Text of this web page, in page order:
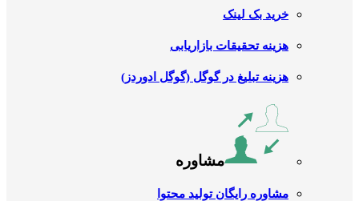
خرید بک لینک
هزینه تحقیقات بازاریابی
هزینه تبلیغ در گوگل (گوگل ادوردز)
مشاوره
مشاوره رایگان تولید محتوا